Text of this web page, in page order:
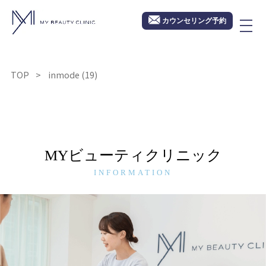
カウンセリング予約
TOP inmode (19)
MYビューティクリニック
INFORMATION